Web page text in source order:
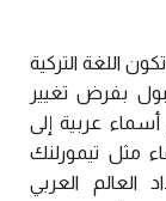
اللغة التركية
بفرض تغيير
عربية إلى
مثل تيمورلنك
العالم العربي